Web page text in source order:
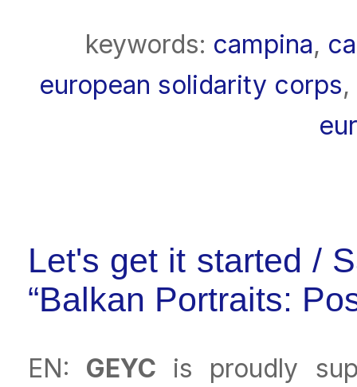
keywords: campina,
european solidarity corps,
Let's get it started /
“Balkan Portraits:
EN: GEYC is proudly